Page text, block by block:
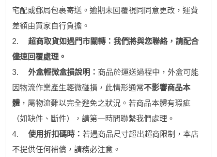
宅配或郵局包裹寄送。逾期未回覆視同同意更改，運費
差額由買家自行負擔。
2.
超商取貨如遇門市關轉：我們將與您聯絡，請配合
儘速回覆處理。
3.
外盒輕微盒損說明： 商品於運送過程中，外盒可能
因物流作業產生輕微碰損，此情形通常不影響商品本
體 ，屬物流難以完全避免之狀況。若商品本體有瑕疵
（如缺件、斷件），請第一時間聯繫我們處理。
4.
使用折扣碼時： 若遇商品尺寸超出超商限制，本店
不提供任何補償，請務必注意。